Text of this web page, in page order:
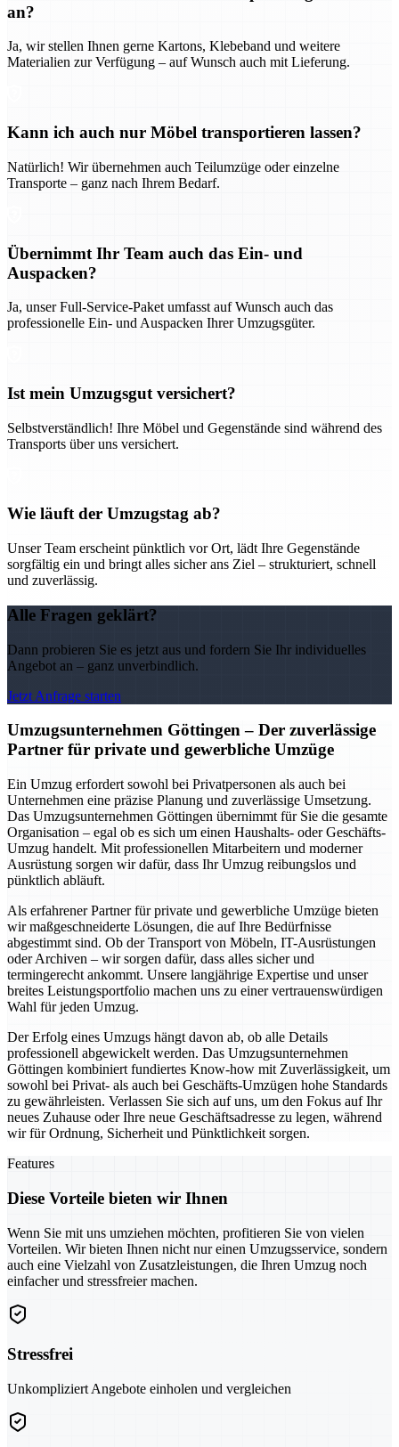
an?
Ja, wir stellen Ihnen gerne Kartons, Klebeband und weitere
Materialien zur Verfügung – auf Wunsch auch mit Lieferung.
Kann ich auch nur Möbel transportieren lassen?
Natürlich! Wir übernehmen auch Teilumzüge oder einzelne
Transporte – ganz nach Ihrem Bedarf.
Übernimmt Ihr Team auch das Ein- und
Auspacken?
Ja, unser Full-Service-Paket umfasst auf Wunsch auch das
professionelle Ein- und Auspacken Ihrer Umzugsgüter.
Ist mein Umzugsgut versichert?
Selbstverständlich! Ihre Möbel und Gegenstände sind während des
Transports über uns versichert.
Wie läuft der Umzugstag ab?
Unser Team erscheint pünktlich vor Ort, lädt Ihre Gegenstände
sorgfältig ein und bringt alles sicher ans Ziel – strukturiert, schnell
und zuverlässig.
Alle Fragen geklärt?
Dann probieren Sie es jetzt aus und fordern Sie Ihr individuelles
Angebot an – ganz unverbindlich.
Jetzt Anfrage starten
Umzugsunternehmen Göttingen – Der zuverlässige
Partner für private und gewerbliche Umzüge
Ein Umzug erfordert sowohl bei Privatpersonen als auch bei
Unternehmen eine präzise Planung und zuverlässige Umsetzung.
Das Umzugsunternehmen Göttingen übernimmt für Sie die gesamte
Organisation – egal ob es sich um einen Haushalts- oder Geschäfts-
Umzug handelt. Mit professionellen Mitarbeitern und moderner
Ausrüstung sorgen wir dafür, dass Ihr Umzug reibungslos und
pünktlich abläuft.
Als erfahrener Partner für private und gewerbliche Umzüge bieten
wir maßgeschneiderte Lösungen, die auf Ihre Bedürfnisse
abgestimmt sind. Ob der Transport von Möbeln, IT-Ausrüstungen
oder Archiven – wir sorgen dafür, dass alles sicher und
termingerecht ankommt. Unsere langjährige Expertise und unser
breites Leistungsportfolio machen uns zu einer vertrauenswürdigen
Wahl für jeden Umzug.
Der Erfolg eines Umzugs hängt davon ab, ob alle Details
professionell abgewickelt werden. Das Umzugsunternehmen
Göttingen kombiniert fundiertes Know-how mit Zuverlässigkeit, um
sowohl bei Privat- als auch bei Geschäfts-Umzügen hohe Standards
zu gewährleisten. Verlassen Sie sich auf uns, um den Fokus auf Ihr
neues Zuhause oder Ihre neue Geschäftsadresse zu legen, während
wir für Ordnung, Sicherheit und Pünktlichkeit sorgen.
Features
Diese Vorteile bieten wir Ihnen
Wenn Sie mit uns umziehen möchten, profitieren Sie von vielen
Vorteilen. Wir bieten Ihnen nicht nur einen Umzugsservice, sondern
auch eine Vielzahl von Zusatzleistungen, die Ihren Umzug noch
einfacher und stressfreier machen.
Stressfrei
Unkompliziert Angebote einholen und vergleichen